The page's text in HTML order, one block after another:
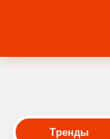
Тренды